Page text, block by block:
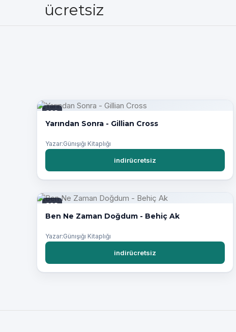
ücretsiz
PDF
Yarından Sonra - Gillian Cross
Yazar:Günışığı Kitaplığı
indirücretsiz
PDF
Ben Ne Zaman Doğdum - Behiç Ak
Yazar:Günışığı Kitaplığı
indirücretsiz